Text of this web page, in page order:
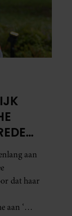
aan
dat haar
‘The